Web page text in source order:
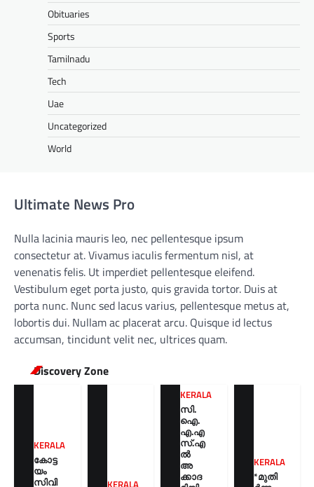
Obituaries
Sports
Tamilnadu
Tech
Uae
Uncategorized
World
Ultimate News Pro
Nulla lacinia mauris leo, nec pellentesque ipsum
consectetur at. Vivamus iaculis fermentum nisl, at
venenatis felis. Ut imperdiet pellentesque eleifend.
Vestibulum eget porta justo, quis gravida tortor. Duis at
porta nunc. Nunc sed lacus varius, pellentesque metus at,
lobortis dui. Nullam ac placerat arcu. Quisque id lectus
accumsan, tincidunt velit nec, ultrices quam.
Discovery Zone
KERALA
കോട്ട
യം
സിവി
KERALA
സി.
ഐ.
എ.എ
സ്.എ
ൽ
അ
ക്കാദ
KERALA
*മുതി